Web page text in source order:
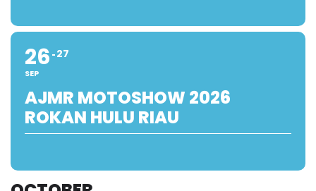
26
SEP
27
AJMR MOTOSHOW 2026
ROKAN HULU RIAU